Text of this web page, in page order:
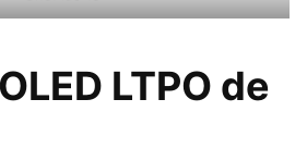
LTPO de